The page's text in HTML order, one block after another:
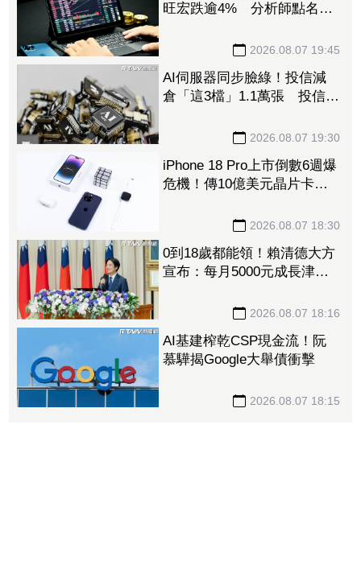
旺宏跌逾4% 分析師點名
2026.08.07 19:45
AI伺服器同步臉綠！投信減
倉「這3檔」1.1萬張 投信連
2026.08.07 19:30
iPhone 18 Pro上市倒數6週爆
危機！傳10億美元晶片卡封
2026.08.07 18:30
0到18歲都能領！賴清德大方
宣布：每月5000元成長津
2026.08.07 18:16
AI基建榨乾CSP現金流！阮
慕驊揭Google大舉債衝擊
2026.08.07 18:15